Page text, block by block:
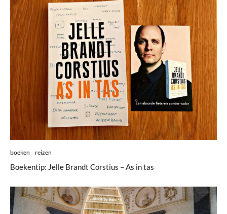
boeken reizen
Boekentip: Jelle Brandt Corstius – As in tas